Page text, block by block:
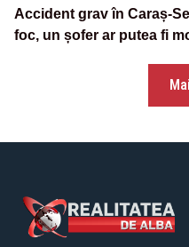
Accident grav în Caraș-
foc, un șofer ar putea fi